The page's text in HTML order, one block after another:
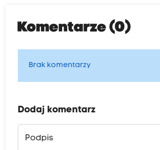
Komentarze (0)
Brak komentarzy
Dodaj komentarz
Podpis